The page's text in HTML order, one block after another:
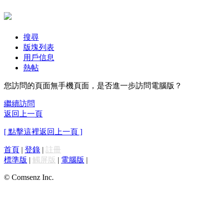
搜尋
版塊列表
用戶信息
熱帖
您訪問的頁面無手機頁面，是否進一步訪問電腦版？
繼續訪問
返回上一頁
[ 點擊這裡返回上一頁 ]
首頁 | 登錄 | 註冊
標準版 | 觸屏版 | 電腦版 |
© Comsenz Inc.